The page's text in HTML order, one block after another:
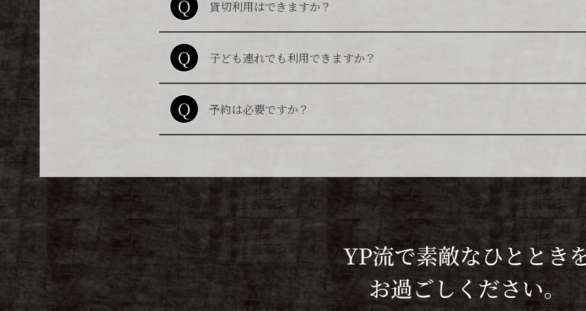
Q 貸切利用はできますか？
A 要相談ですが、20名様以上で貸切も可能です。
Q 子ども連れでも利用できますか？
A 個室に空きがある場合、ご案内可能です。
Q 予約は必要ですか？
A